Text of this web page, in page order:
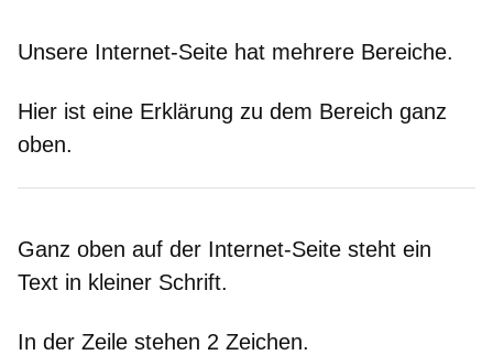
Unsere Internet-Seite hat mehrere Bereiche.
Hier ist eine Erklärung zu dem Bereich ganz
oben.
Ganz oben auf der Internet-Seite steht ein
Text in kleiner Schrift.
In der Zeile stehen 2 Zeichen.